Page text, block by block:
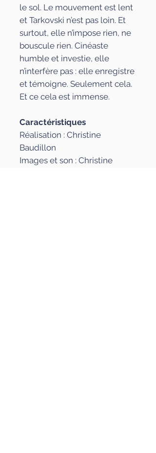
le sol. Le mouvement est lent
et Tarkovski n’est pas loin. Et
surtout, elle n’impose rien, ne
bouscule rien. Cinéaste
humble et investie, elle
n’interfère pas : elle enregistre
et témoigne. Seulement cela.
Et ce cela est immense.
Caractéristiques
Réalisation : Christine
Baudillon
Images et son : Christine